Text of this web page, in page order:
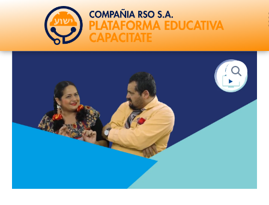
Ir
al
contenido
De
misterios
cantidad